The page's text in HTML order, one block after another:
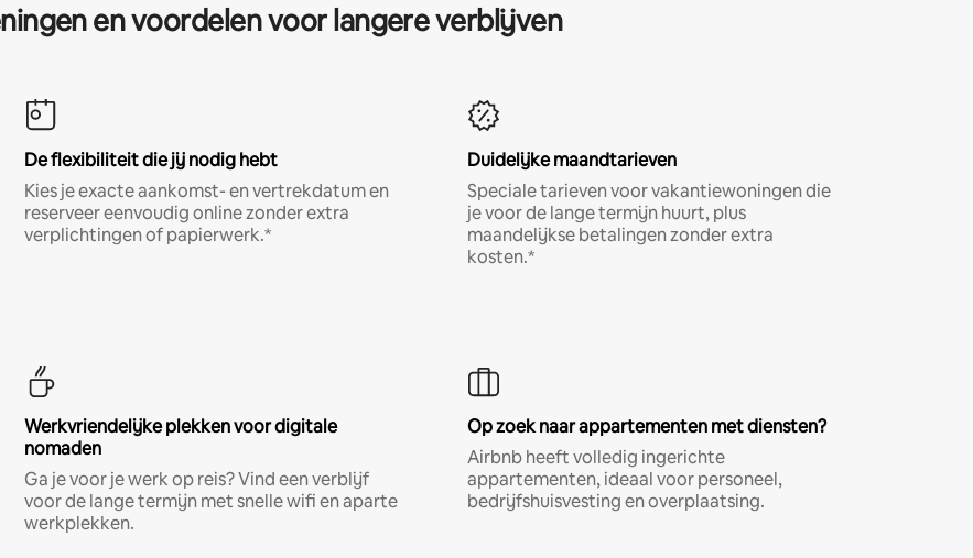
en voordelen voor langere verblijven
De flexibiliteit die jij nodig hebt
Kies je exacte aankomst- en vertrekdatum en
reserveer eenvoudig online zonder extra
verplichtingen of papierwerk.*
Duidelijke maandtarieven
Speciale tarieven voor vakantiewoningen die
je voor de lange termijn huurt, plus
maandelijkse betalingen zonder extra
kosten.*
Werkvriendelijke plekken voor digitale
nomaden
Ga je voor je werk op reis? Vind een verblijf
voor de lange termijn met snelle wifi en aparte
werkplekken.
Op zoek naar appartementen met diensten?
Airbnb heeft volledig ingerichte
appartementen, ideaal voor personeel,
bedrijfshuisvesting en overplaatsing.